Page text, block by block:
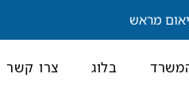
מראש
בלוג צרו קשר